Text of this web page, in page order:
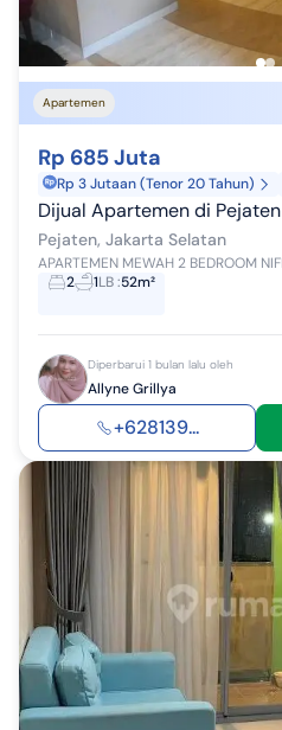
Apartemen
Rp 685 Juta
Rp 3 Jutaan (Tenor 20 Tahun)
Dijual Apartemen di Pejaten
Pejaten, Jakarta Selatan
2
1LB:52m²
Diperbarui 1 bulan lalu oleh
Allyne Grillya
+628139...